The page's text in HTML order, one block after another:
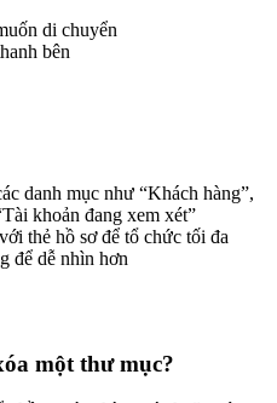
di chuyển
bên
danh mục như “Khách hàng”,
khoản đang xem xét”
thẻ hồ sơ để tổ chức tối đa
để dễ nhìn hơn
một thư mục?